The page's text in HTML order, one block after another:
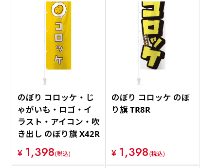
のぼり コロッケ・じ
ゃがいも・ロゴ・イ
ラスト・アイコン・吹
き出し のぼり旗 X42R
¥ 1,398(税込)
のぼり コロッケ のぼ
り旗 TR8R
¥ 1,398(税込)